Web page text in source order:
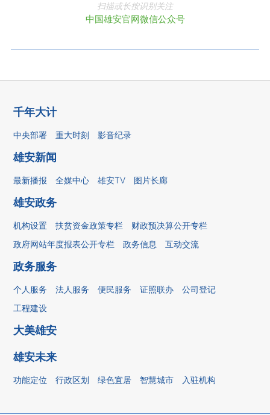
扫描或长按识别关注
中国雄安官网微信公众号
千年大计
中央部署 重大时刻 影音纪录
雄安新闻
最新播报 全媒中心 雄安TV 图片长廊
雄安政务
机构设置 扶贫资金政策专栏
财政预决算公开专栏
政府网站年度报表公开专栏
政务信息 互动交流
政务服务
个人服务 法人服务 便民服务 证照联办
公司登记
工程建设
大美雄安
雄安未来
功能定位 行政区划 绿色宜居 智慧城市 入驻机构